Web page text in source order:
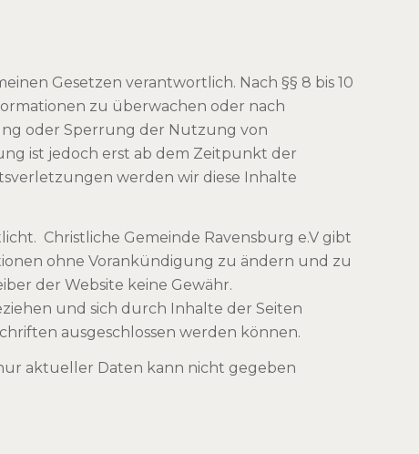
Gesetzen verantwortlich. Nach §§ 8 bis 10
zu überwachen oder nach
oder Sperrung der Nutzung von
ist jedoch erst ab dem Zeitpunkt der
werden wir diese Inhalte
Christliche Gemeinde Ravensburg e.V gibt
ohne Vorankündigung zu ändern und zu
der Website keine Gewähr.
und sich durch Inhalte der Seiten
ausgeschlossen werden können.
aktueller Daten kann nicht gegeben